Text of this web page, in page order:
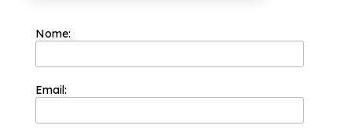
Nome:
Email: